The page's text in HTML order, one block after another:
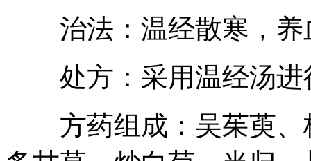
治法：温经散寒，养
处方：采用温经汤进
方药组成：吴茱萸、